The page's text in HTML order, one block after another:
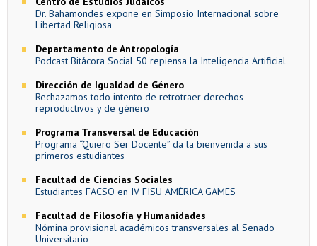
Dr. Bahamondes expone en Simposio Internacional sobre
Libertad Religiosa
Departamento de Antropología
Podcast Bitácora Social 50 repiensa la Inteligencia Artificial
Dirección de Igualdad de Género
Rechazamos todo intento de retrotraer derechos
reproductivos y de género
Programa Transversal de Educación
Programa “Quiero Ser Docente” da la bienvenida a sus
primeros estudiantes
Facultad de Ciencias Sociales
Estudiantes FACSO en IV FISU AMÉRICA GAMES
Facultad de Filosofía y Humanidades
Nómina provisional académicos transversales al Senado
Universitario